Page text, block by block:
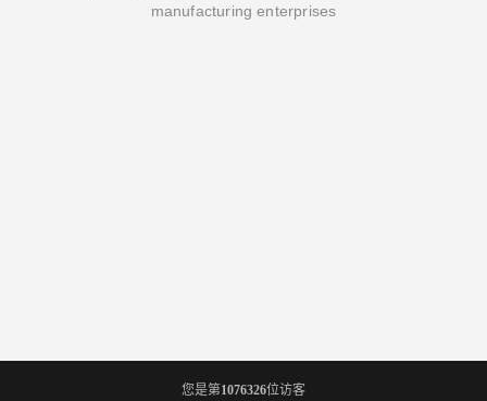
manufacturing enterprises
您是第1076326位访客